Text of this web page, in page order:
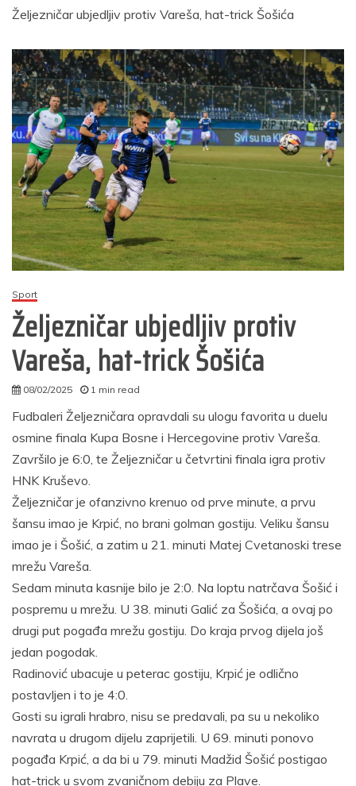
Željezničar ubjedljiv protiv Vareša, hat-trick Šošića
Sport
Željezničar ubjedljiv protiv
Vareša, hat-trick Šošića
08/02/2025
1 min read
Fudbaleri Željezničara opravdali su ulogu favorita u duelu
osmine finala Kupa Bosne i Hercegovine protiv Vareša.
Završilo je 6:0, te Željezničar u četvrtini finala igra protiv
HNK Kruševo.
Željezničar je ofanzivno krenuo od prve minute, a prvu
šansu imao je Krpić, no brani golman gostiju. Veliku šansu
imao je i Šošić, a zatim u 21. minuti Matej Cvetanoski trese
mrežu Vareša.
Sedam minuta kasnije bilo je 2:0. Na loptu natrčava Šošić i
pospremu u mrežu. U 38. minuti Galić za Šošića, a ovaj po
drugi put pogađa mrežu gostiju. Do kraja prvog dijela još
jedan pogodak.
Radinović ubacuje u peterac gostiju, Krpić je odlično
postavljen i to je 4:0.
Gosti su igrali hrabro, nisu se predavali, pa su u nekoliko
navrata u drugom dijelu zaprijetili. U 69. minuti ponovo
pogađa Krpić, a da bi u 79. minuti Madžid Šošić postigao
hat-trick u svom zvaničnom debiju za Plave.